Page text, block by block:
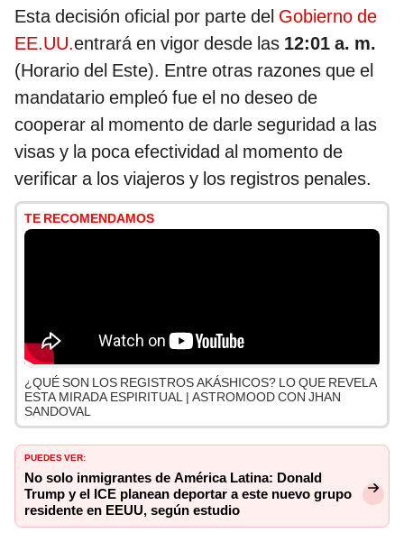
Esta decisión oficial por parte del Gobierno de
EE.UU.entrará en vigor desde las 12:01 a. m.
(Horario del Este). Entre otras razones que el
mandatario empleó fue el no deseo de
cooperar al momento de darle seguridad a las
visas y la poca efectividad al momento de
verificar a los viajeros y los registros penales.
TE RECOMENDAMOS
¿QUÉ SON LOS REGISTROS AKÁSHICOS? LO QUE REVELA
ESTA MIRADA ESPIRITUAL | ASTROMOOD CON JHAN
SANDOVAL
PUEDES VER:
No solo inmigrantes de América Latina: Donald
Trump y el ICE planean deportar a este nuevo grupo
residente en EEUU, según estudio